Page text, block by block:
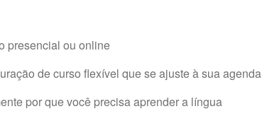
presencial ou online
de curso flexível que se ajuste à sua agenda
por que você precisa aprender a língua